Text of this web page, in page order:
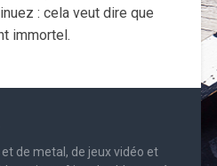
: cela veut dire que
immortel.
de metal, de jeux vidéo et